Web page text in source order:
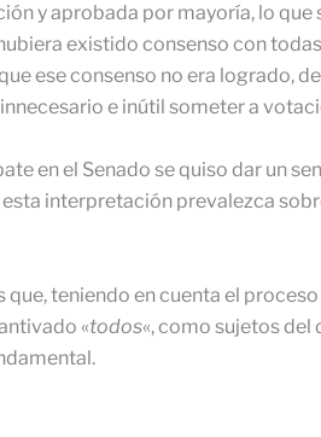
y aprobada por mayoría, lo
existido consenso con
ese consenso no era logrado,
e inútil someter a
en el Senado se quiso dar un
interpretación prevalezca
teniendo en cuenta el
«todos«, como sujetos del